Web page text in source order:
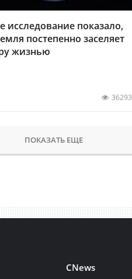
исследование показало,
постепенно заселяет
жизнью
36293
ПОКАЗАТЬ ЕЩЕ
CNews